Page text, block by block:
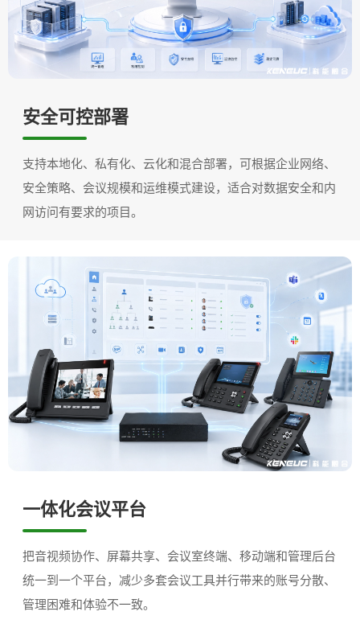
安全可控部署
支持本地化、私有化、云化和混合部署，可根据企业网络、
安全策略、会议规模和运维模式建设，适合对数据安全和内
网访问有要求的项目。
一体化会议平台
把音视频协作、屏幕共享、会议室终端、移动端和管理后台
统一到一个平台，减少多套会议工具并行带来的账号分散、
管理困难和体验不一致。